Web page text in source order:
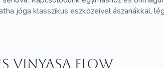
jóga klasszikus eszközeivel ászanákkal,
vinyasa flow